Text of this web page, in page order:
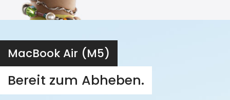
MacBook Air (M5)
Bereit zum Abheben.